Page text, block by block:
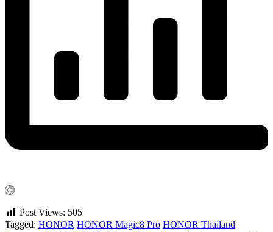
Post Views: 505
Tagged: HONOR HONOR Magic8 Pro HONOR Thailand